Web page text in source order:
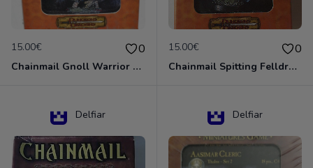
15.00€ 0
Chainmail Gnoll Warrior Dungeons & Dragons
15.00€ 0
Chainmail Spitting Felldrake
Delfiar Delfiar